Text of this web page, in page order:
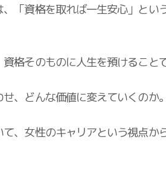
「資格を取れば一生安心」とい
格そのものに人生を預けること
、どんな価値に変えていくのか。
、女性のキャリアという視点か